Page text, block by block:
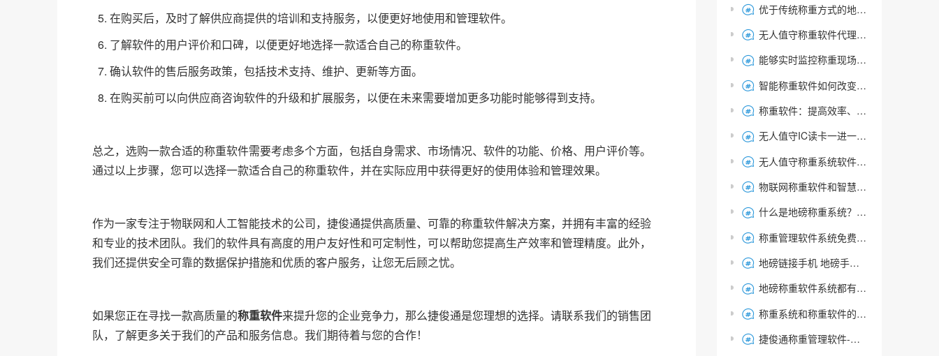
5. 在购买后，及时了解供应商提供的培训和支持服务，以便更好地使用和管理软件。
6. 了解软件的用户评价和口碑，以便更好地选择一款适合自己的称重软件。
7. 确认软件的售后服务政策，包括技术支持、维护、更新等方面。
8. 在购买前可以向供应商咨询软件的升级和扩展服务，以便在未来需要增加更多功能时能够得到支持。
总之，选购一款合适的称重软件需要考虑多个方面，包括自身需求、市场情况、软件的功能、价格、用户评价等。
通过以上步骤，您可以选择一款适合自己的称重软件，并在实际应用中获得更好的使用体验和管理效果。
作为一家专注于物联网和人工智能技术的公司，捷俊通提供高质量、可靠的称重软件解决方案，并拥有丰富的经验
和专业的技术团队。我们的软件具有高度的用户友好性和可定制性，可以帮助您提高生产效率和管理精度。此外，
我们还提供安全可靠的数据保护措施和优质的客户服务，让您无后顾之忧。
如果您正在寻找一款高质量的称重软件来提升您的企业竞争力，那么捷俊通是您理想的选择。请联系我们的销售团
队，了解更多关于我们的产品和服务信息。我们期待着与您的合作！
 优于传统称重方式的地磅无人值守自动称重软件|选捷俊通
 无人值守称重软件代理商推荐:捷俊通产品在各个省份销售火爆
 能够实时监控称重现场情况的捷俊通无人值守全自动地磅称重软件
 智能称重软件如何改变称重单位？电脑称重软件过磅操作详解
 称重软件：提高效率、降低成本的必备工具
 无人值守IC读卡一进一出称重系统的工作流程和组成
 无人值守称重系统软件-智能称重管理系统-捷俊通衡器云云平台
 物联网称重软件和智慧版与无人值守称重系统——版本简要概述
 什么是地磅称重系统？捷俊通称重软件的功能与作用解析
 称重管理软件系统免费版-智能称重系统免费试用版本
 地磅链接手机 地磅手机软件哪个好 衡器云
 地磅称重软件系统都有哪些功能？哪家称重软件比较好用？
 称重系统和称重软件的有什么区别？
 捷俊通称重管理软件-单机版免费下载安装